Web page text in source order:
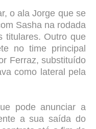
o ala Jorge que se
Sasha na rodada
titulares. Outro que
no time principal
Ferraz, substituído
como lateral pela
pode anunciar a
a sua saída do